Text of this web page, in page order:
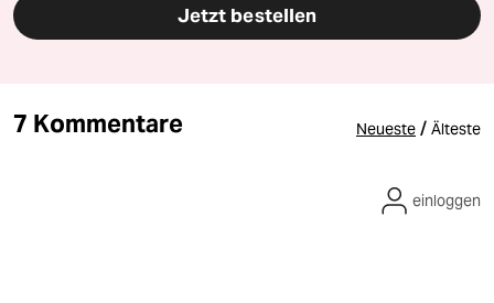
Jetzt bestellen
7 Kommentare Neueste / Älteste
einloggen